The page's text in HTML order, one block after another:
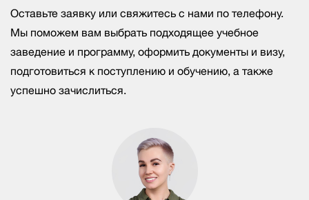
Оставьте заявку или свяжитесь с нами по телефону.
Мы поможем вам выбрать подходящее учебное
заведение и программу, оформить документы и визу,
подготовиться к поступлению и обучению, а также
успешно зачислиться.